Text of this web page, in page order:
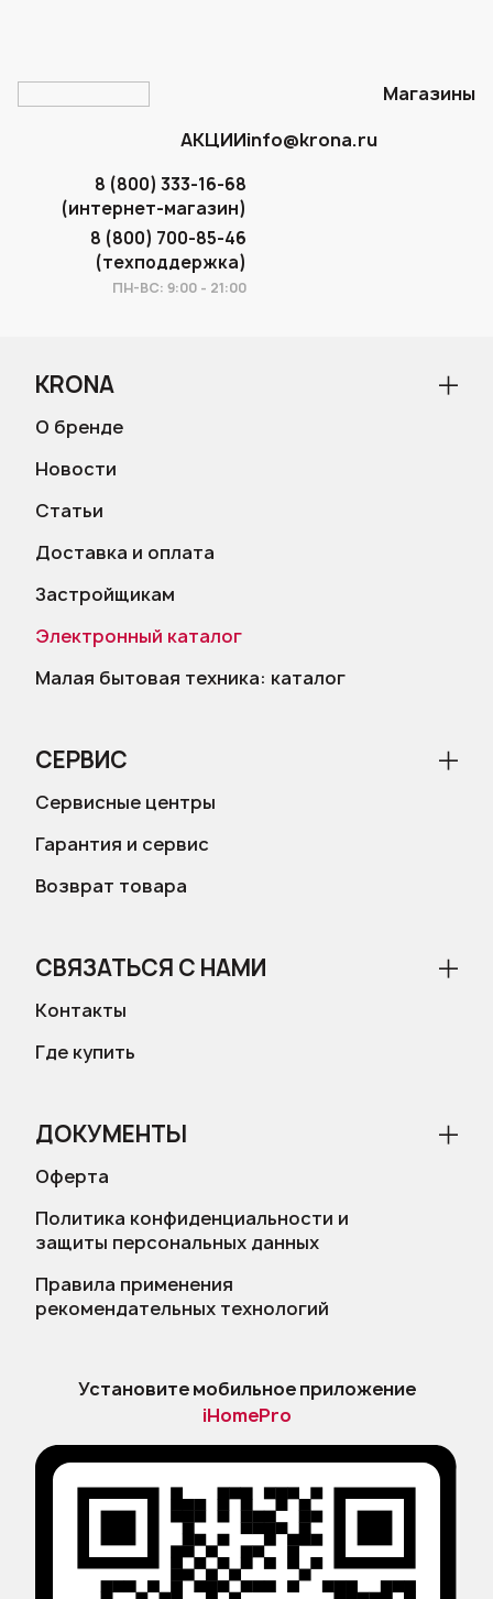
Магазины
АКЦИИinfo@krona.ru
8 (800) 333-16-68
(интернет-магазин)
8 (800) 700-85-46
(техподдержка)
ПН-ВС: 9:00 - 21:00
KRONA
О бренде
Новости
Статьи
Доставка и оплата
Застройщикам
Электронный каталог
Малая бытовая техника: каталог
СЕРВИС
Сервисные центры
Гарантия и сервис
Возврат товара
СВЯЗАТЬСЯ С НАМИ
Контакты
Где купить
ДОКУМЕНТЫ
Оферта
Политика конфиденциальности и
защиты персональных данных
Правила применения
рекомендательных технологий
Установите мобильное приложение
iHomePro